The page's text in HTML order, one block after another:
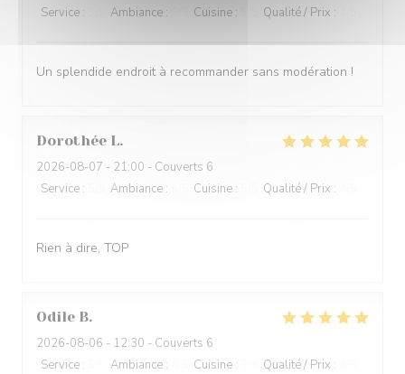
Service : Ambiance : Cuisine : Qualité / Prix :
Un splendide endroit à recommander sans modération !
Dorothée L
2026-08-07 - 21:00 - Couverts 6
Service : Ambiance : Cuisine : Qualité / Prix :
Rien à dire, TOP
Odile B
2026-08-06 - 12:30 - Couverts 6
Service : Ambiance : Cuisine : Qualité / Prix :